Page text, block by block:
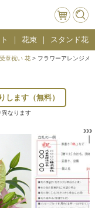
花束 スタンド花
章祝い 花 > フラワーアレンジメ
します（無料）
なります